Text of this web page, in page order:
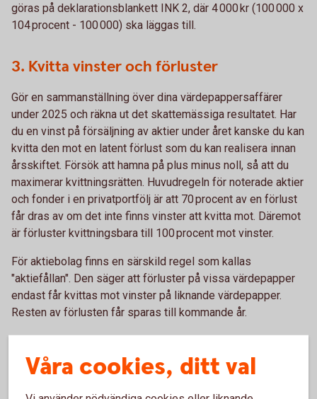
göras på deklarationsblankett INK 2, där 4 000 kr (100 000 x
104 procent - 100 000) ska läggas till.
3. Kvitta vinster och förluster
Gör en sammanställning över dina värdepappersaffärer
under 2025 och räkna ut det skattemässiga resultatet. Har
du en vinst på försäljning av aktier under året kanske du kan
kvitta den mot en latent förlust som du kan realisera innan
årsskiftet. Försök att hamna på plus minus noll, så att du
maximerar kvittningsrätten. Huvudregeln för noterade aktier
och fonder i en privatportfölj är att 70 procent av en förlust
får dras av om det inte finns vinster att kvitta mot. Däremot
är förluster kvittningsbara till 100 procent mot vinster.
För aktiebolag finns en särskild regel som kallas
"aktiefållan". Den säger att förluster på vissa värdepapper
endast får kvittas mot vinster på liknande värdepapper.
Resten av förlusten får sparas till kommande år.
Om du driver enskild firma eller
handelsbolag
Våra cookies, ditt val